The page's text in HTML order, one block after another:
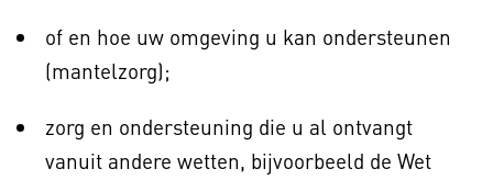
of en hoe uw omgeving u kan ondersteunen
(mantelzorg);
zorg en ondersteuning die u al ontvangt
vanuit andere wetten, bijvoorbeeld de Wet